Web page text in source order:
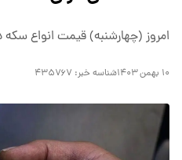
امروز (چهارشنبه) قیمت انواع
۱۰ بهمن ۱۴۰۳ شناسه خبر: ۴۳۵۷۶۷